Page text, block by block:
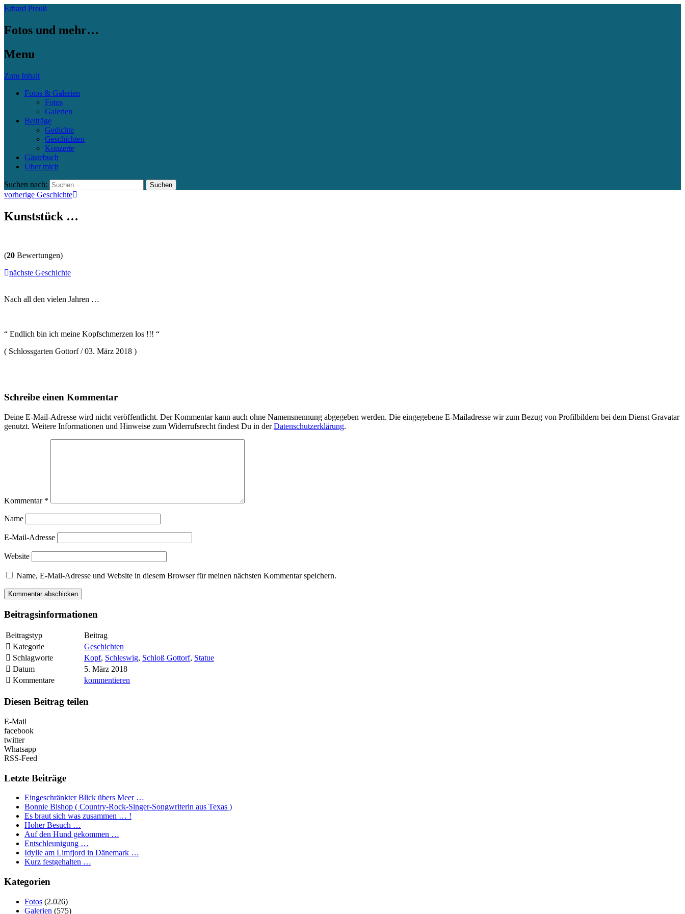
Erhard Preuß
Fotos und mehr…
Menu
Zum Inhalt
Fotos & Galerien
Fotos
Galerien
Beiträge
Gedichte
Geschichten
Konzerte
Gästebuch
Über mich
Suchen nach:
vorherige Geschichte
Kunststück …
(20 Bewertungen)
nächste Geschichte
Nach all den vielen Jahren …
“ Endlich bin ich meine Kopfschmerzen los !!! “
( Schlossgarten Gottorf / 03. März 2018 )
Schreibe einen Kommentar
Deine E-Mail-Adresse wird nicht veröffentlicht. Der Kommentar kann auch ohne Namensnennung abgegeben werden. Die eingegebene E-Mailadresse wir zum Bezug von Profilbildern bei dem Dienst Gravatar
genutzt. Weitere Informationen und Hinweise zum Widerrufsrecht findest Du in derDatenschutzerklärung.
Kommentar *
Name
E-Mail-Adresse
Website
Name, E-Mail-Adresse und Website in diesem Browser für meinen nächsten Kommentar speichern.
Beitragsinformationen
Beitragstyp
Beitrag
Kategorie
Geschichten
Schlagworte
Kopf, Schleswig, Schloß Gottorf, Statue
Datum
5. März 2018
Kommentare
kommentieren
Diesen Beitrag teilen
E-Mail
facebook
twitter
Whatsapp
RSS-Feed
Letzte Beiträge
Eingeschränkter Blick übers Meer …
Bonnie Bishop ( Country-Rock-Singer-Songwriterin aus Texas )
Es braut sich was zusammen … !
Hoher Besuch …
Auf den Hund gekommen …
Entschleunigung …
Idylle am Limfjord in Dänemark …
Kurz festgehalten …
Kategorien
Fotos (2.026)
Galerien (575)